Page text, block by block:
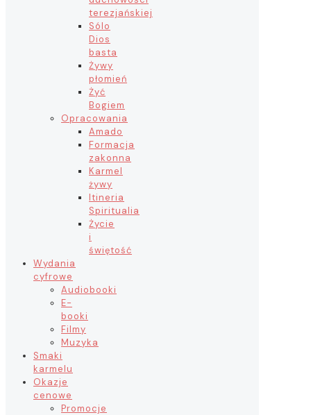
terezjańskiej
Sólo
Dios
basta
Żywy
płomień
Żyć
Bogiem
Opracowania
Amado
Formacja
zakonna
Karmel
żywy
Itineria
Spiritualia
Życie
i
świętość
Wydania
cyfrowe
Audiobooki
E-
booki
Filmy
Muzyka
Smaki
karmelu
Okazje
cenowe
Promocje